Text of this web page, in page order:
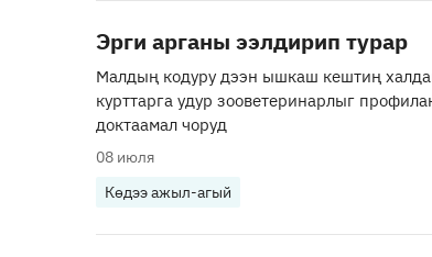
Эрги арганы ээлдирип турар
Малдың кодуру дээн ышкаш кештиң
курттарга удур зооветеринарлыг
доктаамал чоруд
08 июля
Көдээ ажыл-агый